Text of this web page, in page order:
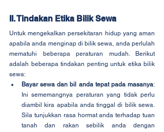
II. Tindakan Etika Bilik Sewa
Untuk mengekalkan persekitaran hidup yang aman
apabila anda menginap di bilik sewa, anda perlulah
mematuhi beberapa peraturan mudah. Berikut
adalah beberapa tindakan penting untuk etika bilik
sewa:
Bayar sewa dan bil anda tepat pada masanya:
Ini sememangnya peraturan yang tidak perlu
diambil kira apabila anda tinggal di bilik sewa.
Sila tunjukkan rasa hormat anda terhadap tuan
tanah dan rakan sebilik anda dengan